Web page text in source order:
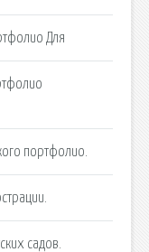
Для
портфолио.
садов.